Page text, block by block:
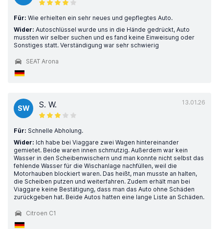
Für: Wie erhielten ein sehr neues und gepflegtes Auto.
Wider: Autoschlüssel wurde uns in die Hände gedrückt, Auto
mussten wir selber suchen und es fand keine Einweisung oder
Sonstiges statt. Verständigung war sehr schwierig
SEAT Arona
13.01.26
SW S. W.
Für: Schnelle Abholung.
Wider: Ich habe bei Viaggare zwei Wagen hintereinander
gemietet. Beide waren innen schmutzig. Außerdem war kein
Wasser in den Scheibenwischern und man konnte nicht selbst das
fehlende Wasser für die Wischanlage nachfüllen, weil die
Motorhauben blockiert waren. Das heißt, man musste an halten,
die Scheiben putzen und weiterfahren. Zudem erhält man bei
Viaggare keine Bestätigung, dass man das Auto ohne Schäden
zurückgeben hat. Beide Autos hatten eine lange Liste an Schäden.
Citroen C1